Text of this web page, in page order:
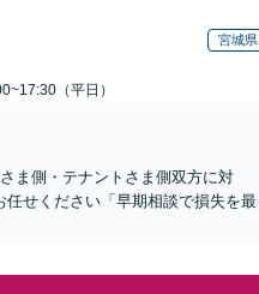
宮城県
（平日）
ま側・テナントさま側双方に対
せください「早期相談で損失を最